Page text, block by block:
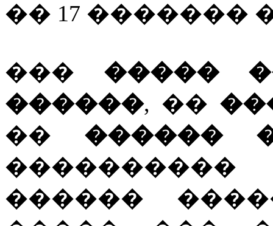
�� 17 �������
��� �����
������, ��
�� ������
������